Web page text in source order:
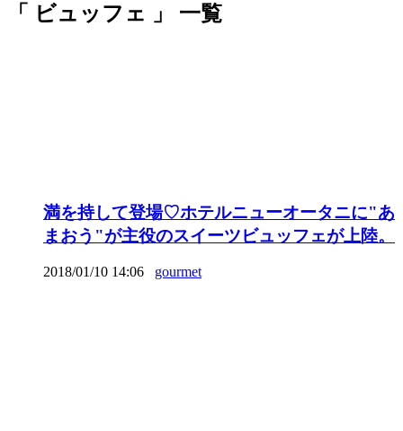
「 ビュッフェ 」 一覧
満を持して登場♡ホテルニューオータニに"あ
まおう"が主役のスイーツビュッフェが上陸。
2018/01/10 14:06 gourmet